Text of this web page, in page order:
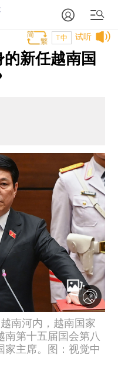
试听
T中
新任越南国
南河内，越南国家
南第十五届国会第八
家主席。图：视觉中